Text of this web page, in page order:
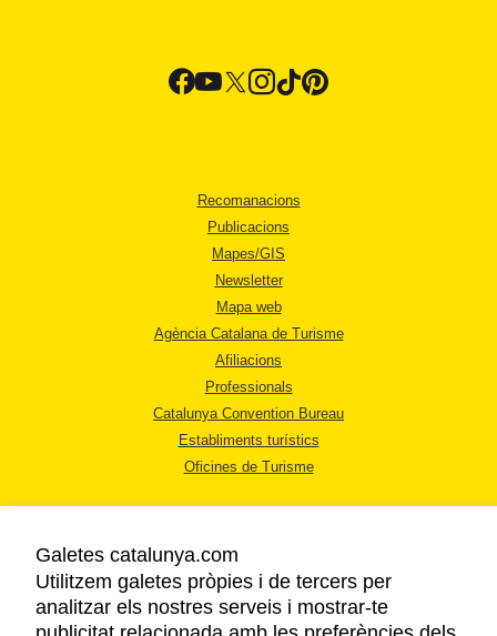
Recomanacions
Publicacions
Mapes/GIS
Newsletter
Mapa web
Agència Catalana de Turisme
Afiliacions
Professionals
Catalunya Convention Bureau
Establiments turístics
Oficines de Turisme
AVÍS LEGAL
Galetes catalunya.com
Utilitzem galetes pròpies i de tercers per
analitzar els nostres serveis i mostrar-te